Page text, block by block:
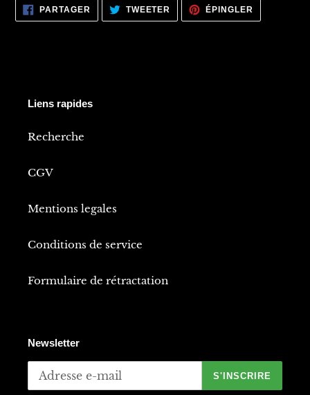
PARTAGER PARTAGER
SUR
FACEBOOK
TWEETER TWEETER
SUR
TWITTER
ÉPINGLER
PINTEREST
Liens rapides
Recherche
CGV
Mentions legales
Conditions de service
Formulaire de rétractation
Newsletter
S'INSCRIRE